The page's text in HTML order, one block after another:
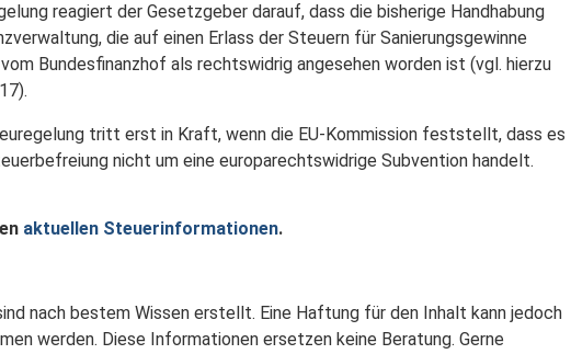
reagiert der Gesetzgeber darauf, dass die bisherige Handhabung
die auf einen Erlass der Steuern für Sanierungsgewinne
Bundesfinanzhof als rechtswidrig angesehen worden ist (vgl. hierzu
tritt erst in Kraft, wenn die EU-Kommission feststellt, dass es
nicht um eine europarechtswidrige Subvention handelt.
aktuellen Steuerinformationen.
nach bestem Wissen erstellt. Eine Haftung für den Inhalt kann jedoch
werden. Diese Informationen ersetzen keine Beratung. Gerne